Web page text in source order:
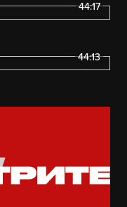
44:17
44:13